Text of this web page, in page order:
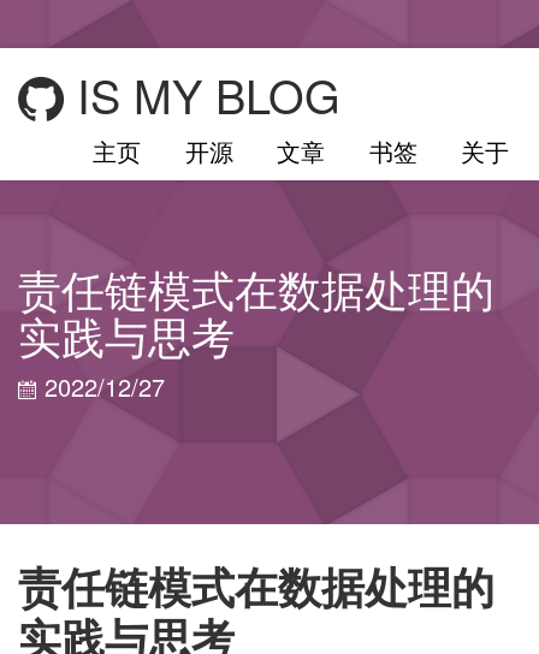
IS MY BLOG
主页 开源 文章 书签 关于
责任链模式在数据处理的
实践与思考
2022/12/27
责任链模式在数据处理的
实践与思考